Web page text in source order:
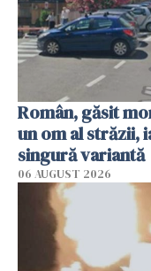
Român, găsit
un om al străzii,
singură variantă
06 AUGUST 2026